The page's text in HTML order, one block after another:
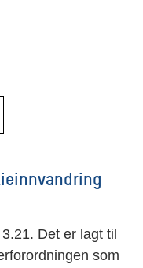
Det er lagt til
som